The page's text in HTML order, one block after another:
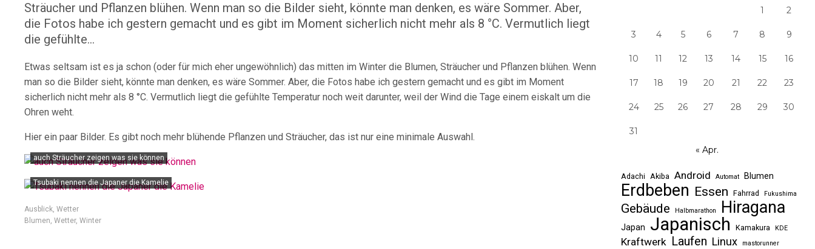
Sträucher und Pflanzen blühen. Wenn man so die Bilder sieht, könnte man denken, es wäre Sommer. Aber,
die Fotos habe ich gestern gemacht und es gibt im Moment sicherlich nicht mehr als 8 °C. Vermutlich liegt
die gefühlte...
Etwas seltsam ist es ja schon (oder für mich eher ungewöhnlich) das mitten im Winter die Blumen, Sträucher und Pflanzen blühen. Wenn
man so die Bilder sieht, könnte man denken, es wäre Sommer. Aber, die Fotos habe ich gestern gemacht und es gibt im Moment
sicherlich nicht mehr als 8 °C. Vermutlich liegt die gefühlte Temperatur noch weit darunter, weil der Wind die Tage einem eiskalt um die
Ohren weht.
Hier ein paar Bilder. Es gibt noch mehr blühende Pflanzen und Sträucher, das ist nur eine minimale Auswahl.
auch Sträucher zeigen was sie können
Tsubaki nennen die Japaner die Kamelie
Ausblick, Wetter
Blumen, Wetter, Winter
1 2
3 4 5 6 7 8 9
10 11 12 13 14 15 16
17 18 19 20 21 22 23
24 25 26 27 28 29 30
31
« Apr.
Adachi Akiba Android Automat Blumen
Erdbeben Essen Fahrrad Fukushima
Gebäude Halbmarathon Hiragana
Japan Japanisch Kamakura KDE
Kraftwerk Laufen Linux mastorunner